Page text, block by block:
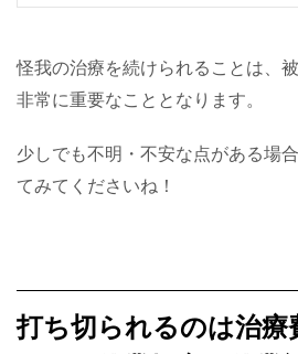
怪我の治療を続けられることは、
非常に重要なこととなります。
少しでも不明・不安な点がある場
てみてくださいね！
打ち切られるのは治療